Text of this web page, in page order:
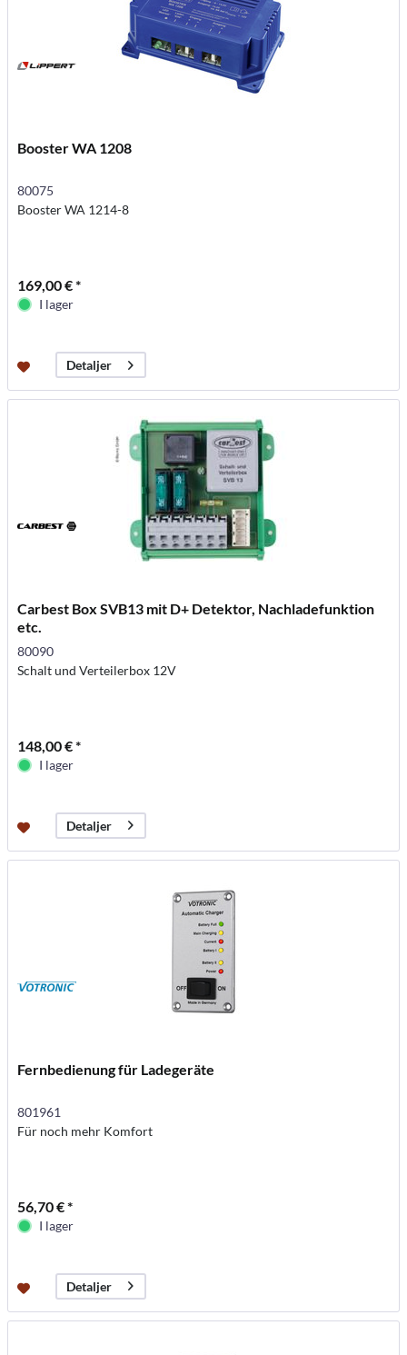
Booster WA 1208
80075
Booster WA 1214-8
169,00 € *
I lager
Detaljer
Carbest Box SVB13 mit D+ Detektor, Nachladefunktion
etc.
80090
Schalt und Verteilerbox 12V
148,00 € *
I lager
Detaljer
Fernbedienung für Ladegeräte
801961
Für noch mehr Komfort
56,70 € *
I lager
Detaljer